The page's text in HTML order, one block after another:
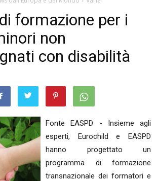
formazione per i
non
con disabilità
Fonte EASPD - Insieme agli
esperti, Eurochild e EASPD
hanno progettato un
programma di formazione
transnazionale dei formatori e